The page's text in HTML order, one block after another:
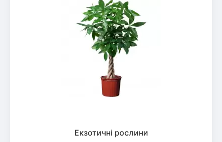
Екзотичні рослини